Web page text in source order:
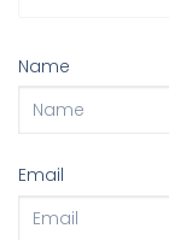
Name
Email